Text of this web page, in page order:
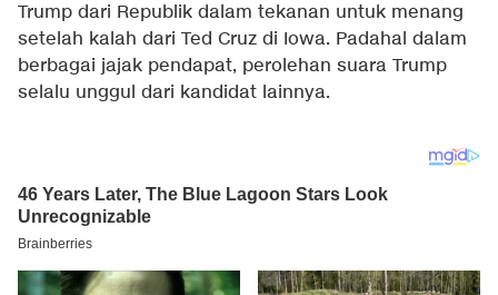
Trump dari Republik dalam tekanan untuk menang
setelah kalah dari Ted Cruz di Iowa. Padahal dalam
berbagai jajak pendapat, perolehan suara Trump
selalu unggul dari kandidat lainnya.